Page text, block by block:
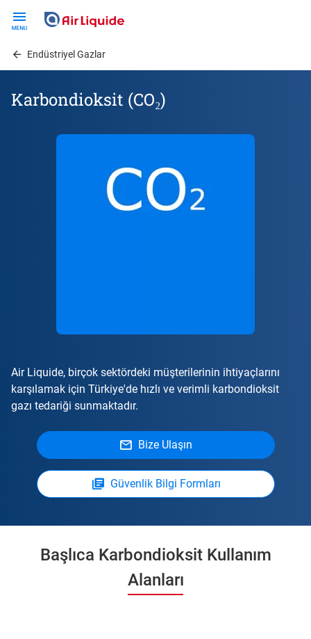
contentEndüstriyel Gazlar
Karbondioksit (CO₂)
Air Liquide, birçok sektördeki müşterilerinin ihtiyaçlarını
karşılamak için Türkiye'de hızlı ve verimli karbondioksit
gazı tedariği sunmaktadır.
Bize Ulaşın
Güvenlik Bilgi Formları
Başlıca Karbondioksit Kullanım
Alanları